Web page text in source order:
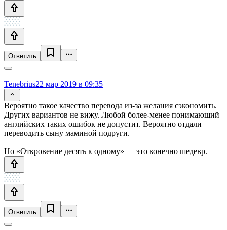
Ответить
Tenebrius22 мар 2019 в 09:35
Вероятно такое качество перевода из-за желания сэкономить.
Других вариантов не вижу. Любой более-менее понимающий
английских таких ошибок не допустит. Вероятно отдали
переводить сыну маминой подруги.
Но «Откровение десять к одному» — это конечно шедевр.
Ответить